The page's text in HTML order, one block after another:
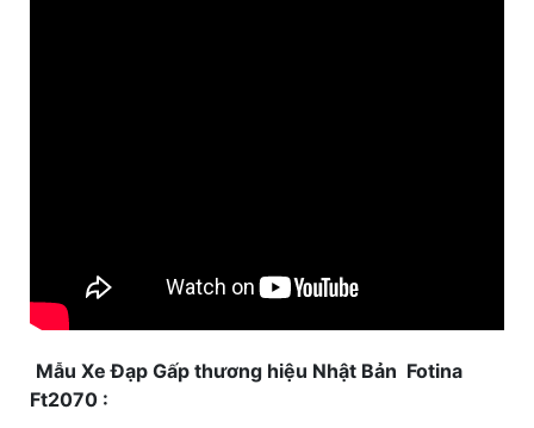
Mẫu Xe Đạp Gấp thương hiệu Nhật Bản Fotina
Ft2070 :